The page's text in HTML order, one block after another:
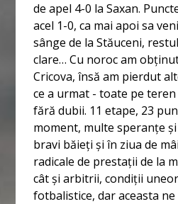
de apel 4-0 la Saxan.
acel 1-0, ca mai apoi sa
sânge de la Stăuceni,
clare… Cu noroc am
Cricova, însă am pierdut
ce a urmat - toate pe
fără dubii. 11 etape, 23
moment, multe speranțe
bravi băieți și în ziua de
radicale de prestații de la
cât și arbitrii, condiții
fotbalistice, dar aceasta